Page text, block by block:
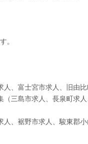
。
、富士宮市求人、旧由比
三島市求人、長泉町求
、裾野市求人、駿東郡小